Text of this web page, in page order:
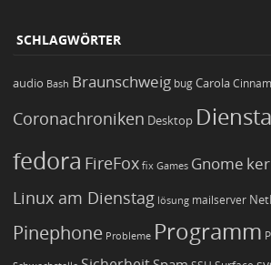
SCHLAGWÖRTER
audio Bash Braunschweig bugCarola
Coronachroniken Desktop
fedora FireFox fix Games Gnome
Linux am Dienstag lösung mailserver
Pinephone Probleme Programm